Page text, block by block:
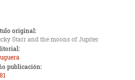
original:
Starr and the moons of Jupiter
publicación: